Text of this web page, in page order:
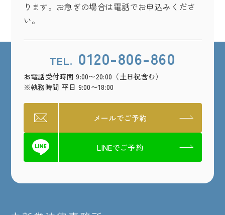
ります。お急ぎの場合は電話でお申込みくださ
い。
TEL. 0120-806-860
お電話受付時間 9:00〜20:00（土日祝含む）
※執務時間 平日 9:00〜18:00
メールでご予約
LINEでご予約